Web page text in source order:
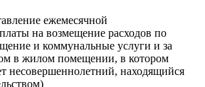
ежемесячной
на возмещение расходов по
и коммунальные услуги и за
в жилом помещении, в котором
несовершеннолетний, находящийся